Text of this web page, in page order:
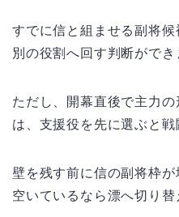
すでに信と組ませる副将
別の役割へ回す判断ができ
ただし、開幕直後で主力
は、支援役を先に選ぶと戦
壁を残す前に信の副将枠が
空いているなら漂へ切り替